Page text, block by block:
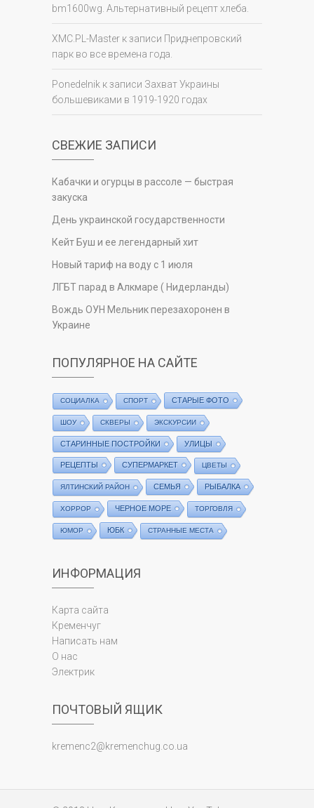
bm1600wg. Альтернативный рецепт хлеба.
XMC.PL-Master к записи Приднепровский
парк во все времена года.
Ponedelnik к записи Захват Украины
большевиками в 1919-1920 годах
СВЕЖИЕ ЗАПИСИ
Кабачки и огурцы в рассоле — быстрая
закуска
День украинской государственности
Кейт Буш и ее легендарный хит
Новый тариф на воду с 1 июля
ЛГБТ парад в Алкмаре ( Нидерланды)
Вождь ОУН Мельник перезахоронен в
Украине
ПОПУЛЯРНОЕ НА САЙТЕ
СОЦИАЛКА СПОРТ СТАРЫЕ ФОТО
ШОУ СКВЕРЫ ЭКСКУРСИИ
СТАРИННЫЕ ПОСТРОЙКИ УЛИЦЫ
РЕЦЕПТЫ СУПЕРМАРКЕТ ЦВЕТЫ
ЯЛТИНСКИЙ РАЙОН СЕМЬЯ РЫБАЛКА
ХОРРОР ЧЕРНОЕ МОРЕ ТОРГОВЛЯ
ЮМОР ЮБК СТРАННЫЕ МЕСТА
ИНФОРМАЦИЯ
Карта сайта
Кременчуг
Написать нам
О нас
Электрик
ПОЧТОВЫЙ ЯЩИК
kremenc2@kremenchug.co.ua